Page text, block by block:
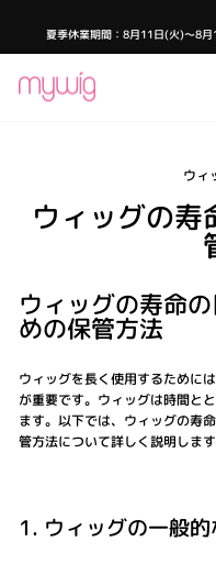
テ
夏季休業期間：8月11日(火)～8月
ウィ
ウィッグの寿
ウィッグの寿命
めの保管方法
ウィッグを長く使用するために
が重要です。ウィッグは時間と
ます。以下では、ウィッグの寿
管方法について詳しく説明します
1. ウィッグの一般